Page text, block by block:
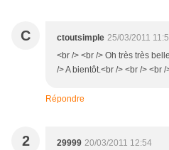
C ctoutsimple 25/03/2011
<br /> <br /> Oh très très
/> A bientôt.<br /> <br /> <br /
Répondre
2 29999 20/03/2011 12:54